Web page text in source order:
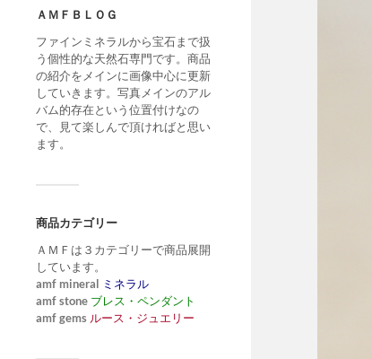
ＡＭＦＢＬＯＧ
ファインミネラルから宝石まで扱
う個性的な天然石専門です。商品
の紹介をメインに画像中心に更新
していきます。写真メインのアル
バム的存在という位置付けなの
で、見て楽しんで頂ければと思い
ます。
商品カテゴリー
ＡＭＦは３カテゴリーで商品展開
しています。
amf mineral ミネラル
amf stone ブレス・ペンダント
amf gems ルース・ジュエリー